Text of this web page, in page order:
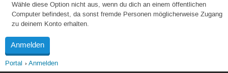
Wähle diese Option nicht aus, wenn du dich an einem öffentlichen
Computer befindest, da sonst fremde Personen möglicherweise Zugang
zu deinem Konto erhalten.
Portal Anmelden